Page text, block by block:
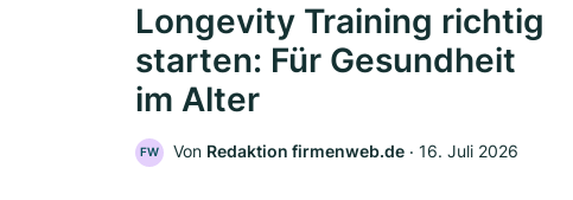
Longevity Training richtig
starten: Für Gesundheit
im Alter
FW Von Redaktion firmenweb.de ‧ 16. Juli 2026